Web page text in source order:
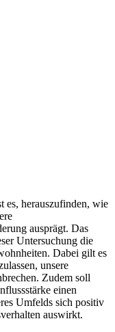
es, herauszufinden, wie
ausprägt. Das
Untersuchung die
Dabei gilt es
unsere
Zudem soll
einen
Umfelds sich positiv
auswirkt.